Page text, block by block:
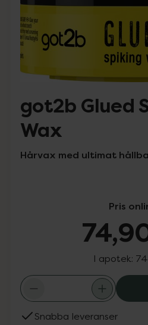
got2b Glued
Wax
Hårvax med ultimat
Pris
I apotek:
Snabba leveranser